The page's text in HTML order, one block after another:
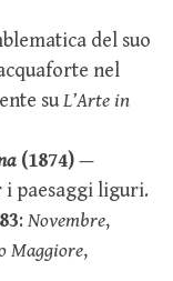
del suo
nel
suL’Arte in
(1874)—
i paesaggi liguri.
: Novembre,
Maggiore,